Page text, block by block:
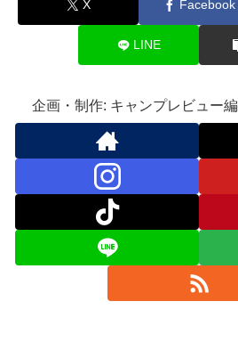
X Facebook
LINE
企画・制作: キャンプレビュー